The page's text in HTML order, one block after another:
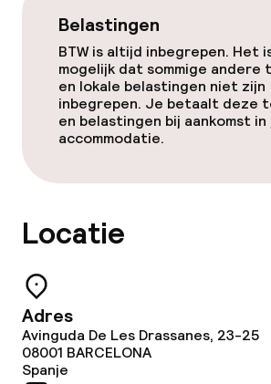
Entertainment
Gratis wifi
Zonneterras
Eet- en drinkdiensten
Schoonmaakvoorzieningen
Wasservice
Belastingen
BTW is altijd inbegrepen. Het
mogelijk dat sommige andere
en lokale belastingen niet zijn
inbegrepen. Je betaalt deze
en belastingen bij aankomst in
accommodatie.
Locatie
Adres
Avinguda De Les Drassanes, 23-25
08001 BARCELONA
Spanje